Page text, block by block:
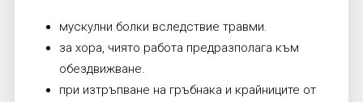
мускулни болки вследствие травми.
за хора, чиято работа предразполага към
обездвижване.
при изтръпване на гръбнака и крайниците от